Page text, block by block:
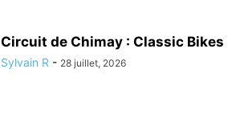
Circuit de Chimay : Classic Bikes
Sylvain R - 28 juillet, 2026